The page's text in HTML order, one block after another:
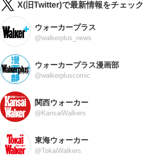
X(旧Twitter)で最新情報をチェック
ウォーカープラス
@walkerplus_news
ウォーカープラス漫画部
@walkerpluscomic
関西ウォーカー
@KansaiWalkers
東海ウォーカー
@TokaiWalkers